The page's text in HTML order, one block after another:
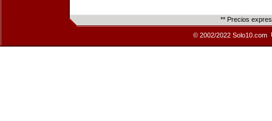
** Precios
© 2002/2022 Solo10.com